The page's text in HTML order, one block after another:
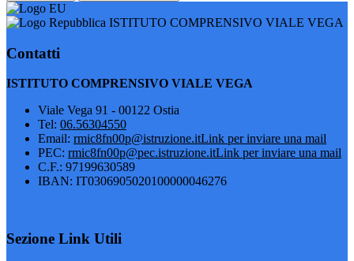
ISTITUTO COMPRENSIVO VIALE VEGA
Contatti
ISTITUTO COMPRENSIVO VIALE VEGA
Viale Vega 91 - 00122 Ostia
Tel: 06.56304550
Email: rmic8fn00p@istruzione.itLink per inviare una mail
PEC: rmic8fn00p@pec.istruzione.itLink per inviare una mail
C.F.: 97199630589
IBAN: IT0306905020100000046276
Sezione Link Utili